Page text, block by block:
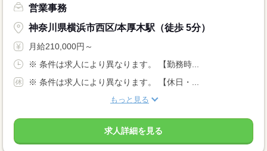
営業事務
神奈川県横浜市西区/本厚木駅（徒歩 5分）
月給210,000円～
※ 条件は求人により異なります。 【勤務時...
※ 条件は求人により異なります。 【休日・...
もっと見る
求人詳細を見る